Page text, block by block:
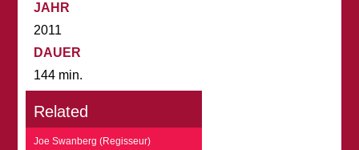
JAHR
2011
DAUER
144 min.
Related
Joe Swanberg (Regisseur)